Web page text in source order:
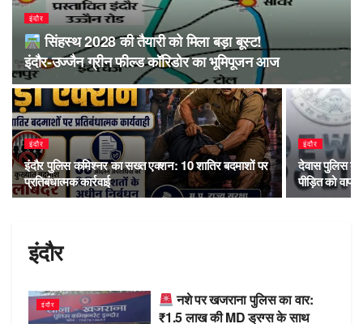
इंदौर
सिंहस्थ 2028 की तैयारी को मिला बड़ा बूस्ट!
इंदौर-उज्जैन ग्रीन फील्ड कॉरिडोर का भूमिपूजन आज
इंदौर
इंदौर पुलिस कमिश्नर का सख्त एक्शन: 10 शातिर बदमाशों पर
प्रतिबंधात्मक कार्रवाई
इंदौर
देवास पुलिस
पीड़ित को
इंदौर
इंदौर
नशे पर खजराना पुलिस का वार:
₹1.5 लाख की MD ड्रग्स के साथ